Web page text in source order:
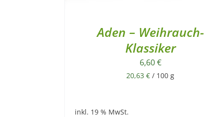
Aden – Weihrauch-
Klassiker
6,60€
20,63€ / 100 g
inkl. 19 % MwSt.